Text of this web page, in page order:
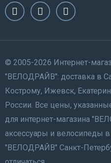
© 2005-2026 Интернет-
"ВЕЛОДРАЙВ": доставка в
Кострому, Ижевск,
России. Все цены,
для интернет-магазина
аксессуары и велосипеды в
"ВЕЛОДРАЙВ" Санкт-